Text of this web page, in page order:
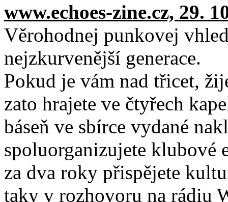
www.echoes-zine.cz, 29.
Věrohodnej punkovej
nejzkurvenější generace.
Pokud je vám nad třicet,
zato hrajete ve čtyřech
báseň ve sbírce vydané
spoluorganizujete klubové
za dva roky přispějete
taky v rozhovoru na rádiu